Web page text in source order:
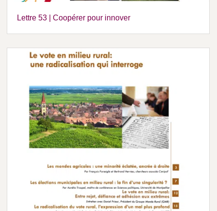
Lettre 53 | Coopérer pour innover